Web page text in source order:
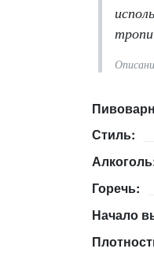
Стиль:
Горечь:
Начало